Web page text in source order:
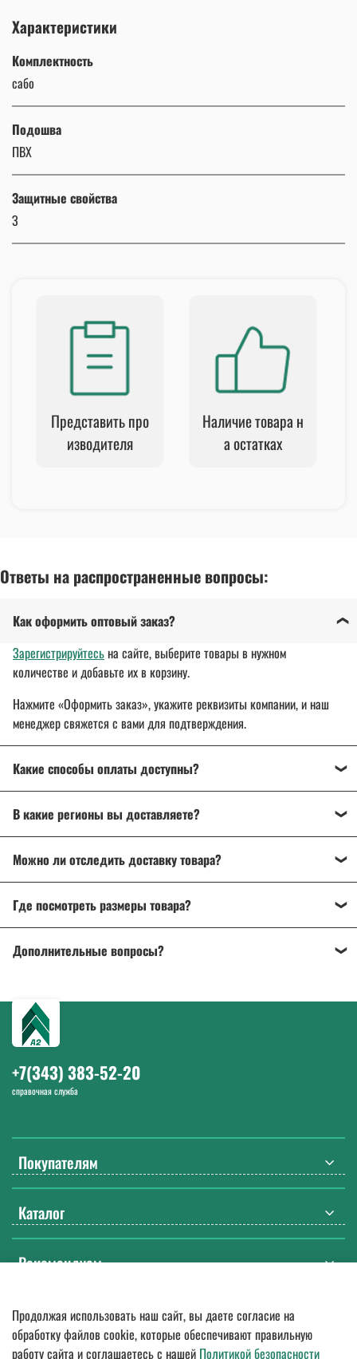
Характеристики
Комплектность
сабо
Подошва
ПВХ
Защитные свойства
З
Представить про
изводителя
Наличие товара н
а остатках
Ответы на распространенные вопросы:
Как оформить оптовый заказ?
Зарегистрируйтесьна сайте, выберите товары в нужном
количестве и добавьте их в корзину.
Нажмите «Оформить заказ», укажите реквизиты компании, и наш
менеджер свяжется с вами для подтверждения.
Какие способы оплаты доступны?
расчетный счет организации.
Для государственных и муниципальных заказчиков
возможна поставка товара с отсрочкой платежа до 30 дней.
В какие регионы вы доставляете?
России : от Калининграда до Владивостока.
Подробнее о доставке
Можно ли отследить доставку товара?
через ТК «СДЭК», DPD или Почту России.
Где посмотреть размеры товара?
возникли сомнения, напишите или позвоните нам — поможем
Дополнительные вопросы?
52-20. Работаем с 9:00 до 18:00 Екб в будние дни.
Покупателям
Каталог
Рекомендуем
+7(343) 383-52-20
справочная служба
© 2018 2026.
Оптовые поставки спецодежды, ДСИЗ, СИЗ, мебели
и бытовой химии. Гарантия качества, доставка по России
Продолжая использовать наш сайт, вы даете согласие на
обработку файлов cookie, которые обеспечивают правильную
работу сайта и соглашаетесь с нашей Политикой безопасности